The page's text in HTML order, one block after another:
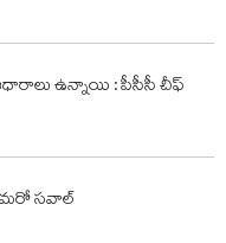
ఆధారాలు ఉన్నాయి : పీసీసీ చీఫ్
మరో సవాల్